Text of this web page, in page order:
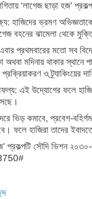
‘লাগেজ ছাড়া হজ’
হাজিদের ভ্রমণ
বহনের ঝামেলা থেকে
প্রথমবারের মতো সব
অথবা মদিনায় থাকার স্থানে
ও ট্র্যাকিংয়ের
এই উদ্যোগের ফলে
ভিড় কমাবে, প্রবেশ-
ফলে হাজিরা তাদের
প্রকল্পটি সৌদি ভিশন